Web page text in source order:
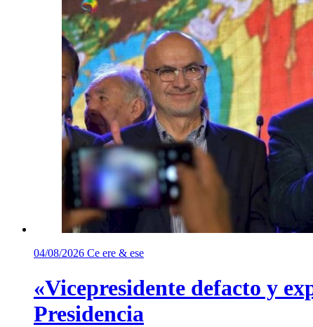
04/08/2026 Ce ere & ese
«Vicepresidente defacto y
Presidencia